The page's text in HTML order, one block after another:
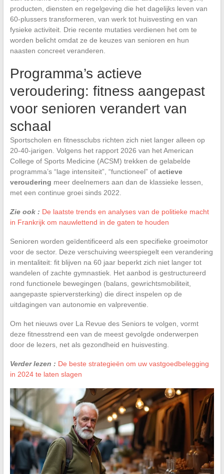
producten, diensten en regelgeving die het dagelijks leven van
60-plussers transformeren, van werk tot huisvesting en van
fysieke activiteit. Drie recente mutaties verdienen het om te
worden belicht omdat ze de keuzes van senioren en hun
naasten concreet veranderen.
Programma’s actieve
veroudering: fitness aangepast
voor senioren verandert van
schaal
Sportscholen en fitnessclubs richten zich niet langer alleen op
20-40-jarigen. Volgens het rapport 2026 van het American
College of Sports Medicine (ACSM) trekken de gelabelde
programma’s “lage intensiteit”, “functioneel” of actieve
veroudering meer deelnemers aan dan de klassieke lessen,
met een continue groei sinds 2022.
Zie ook : De laatste trends en analyses van de politieke macht
in Frankrijk om nauwlettend in de gaten te houden
Senioren worden geïdentificeerd als een specifieke groeimotor
voor de sector. Deze verschuiving weerspiegelt een verandering
in mentaliteit: fit blijven na 60 jaar beperkt zich niet langer tot
wandelen of zachte gymnastiek. Het aanbod is gestructureerd
rond functionele bewegingen (balans, gewrichtsmobiliteit,
aangepaste spierversterking) die direct inspelen op de
uitdagingen van autonomie en valpreventie.
Om het nieuws over La Revue des Seniors te volgen, vormt
deze fitnesstrend een van de meest gevolgde onderwerpen
door de lezers, net als gezondheid en huisvesting.
Verder lezen : De beste strategieën om uw vastgoedbelegging
in 2024 te laten slagen